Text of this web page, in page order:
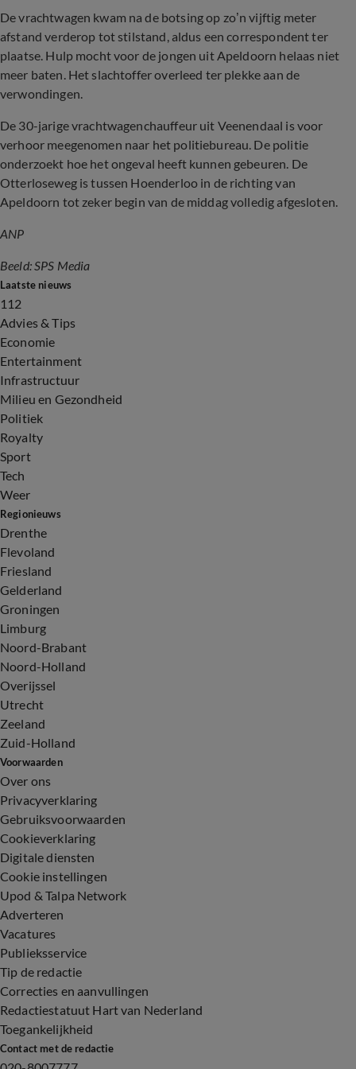
De vrachtwagen kwam na de botsing op zo’n vijftig meter
afstand verderop tot stilstand, aldus een correspondent ter
plaatse. Hulp mocht voor de jongen uit Apeldoorn helaas niet
meer baten. Het slachtoffer overleed ter plekke aan de
verwondingen.
De 30-jarige vrachtwagenchauffeur uit Veenendaal is voor
verhoor meegenomen naar het politiebureau. De politie
onderzoekt hoe het ongeval heeft kunnen gebeuren. De
Otterloseweg is tussen Hoenderloo in de richting van
Apeldoorn tot zeker begin van de middag volledig afgesloten.
ANP
Beeld: SPS Media
Laatste nieuws
112
Advies & Tips
Economie
Entertainment
Infrastructuur
Milieu en Gezondheid
Politiek
Royalty
Sport
Tech
Weer
Regionieuws
Drenthe
Flevoland
Friesland
Gelderland
Groningen
Limburg
Noord-Brabant
Noord-Holland
Overijssel
Utrecht
Zeeland
Zuid-Holland
Voorwaarden
Over ons
Privacyverklaring
Gebruiksvoorwaarden
Cookieverklaring
Digitale diensten
Cookie instellingen
Upod & Talpa Network
Adverteren
Vacatures
Publieksservice
Tip de redactie
Correcties en aanvullingen
Redactiestatuut Hart van Nederland
Toegankelijkheid
Contact met de redactie